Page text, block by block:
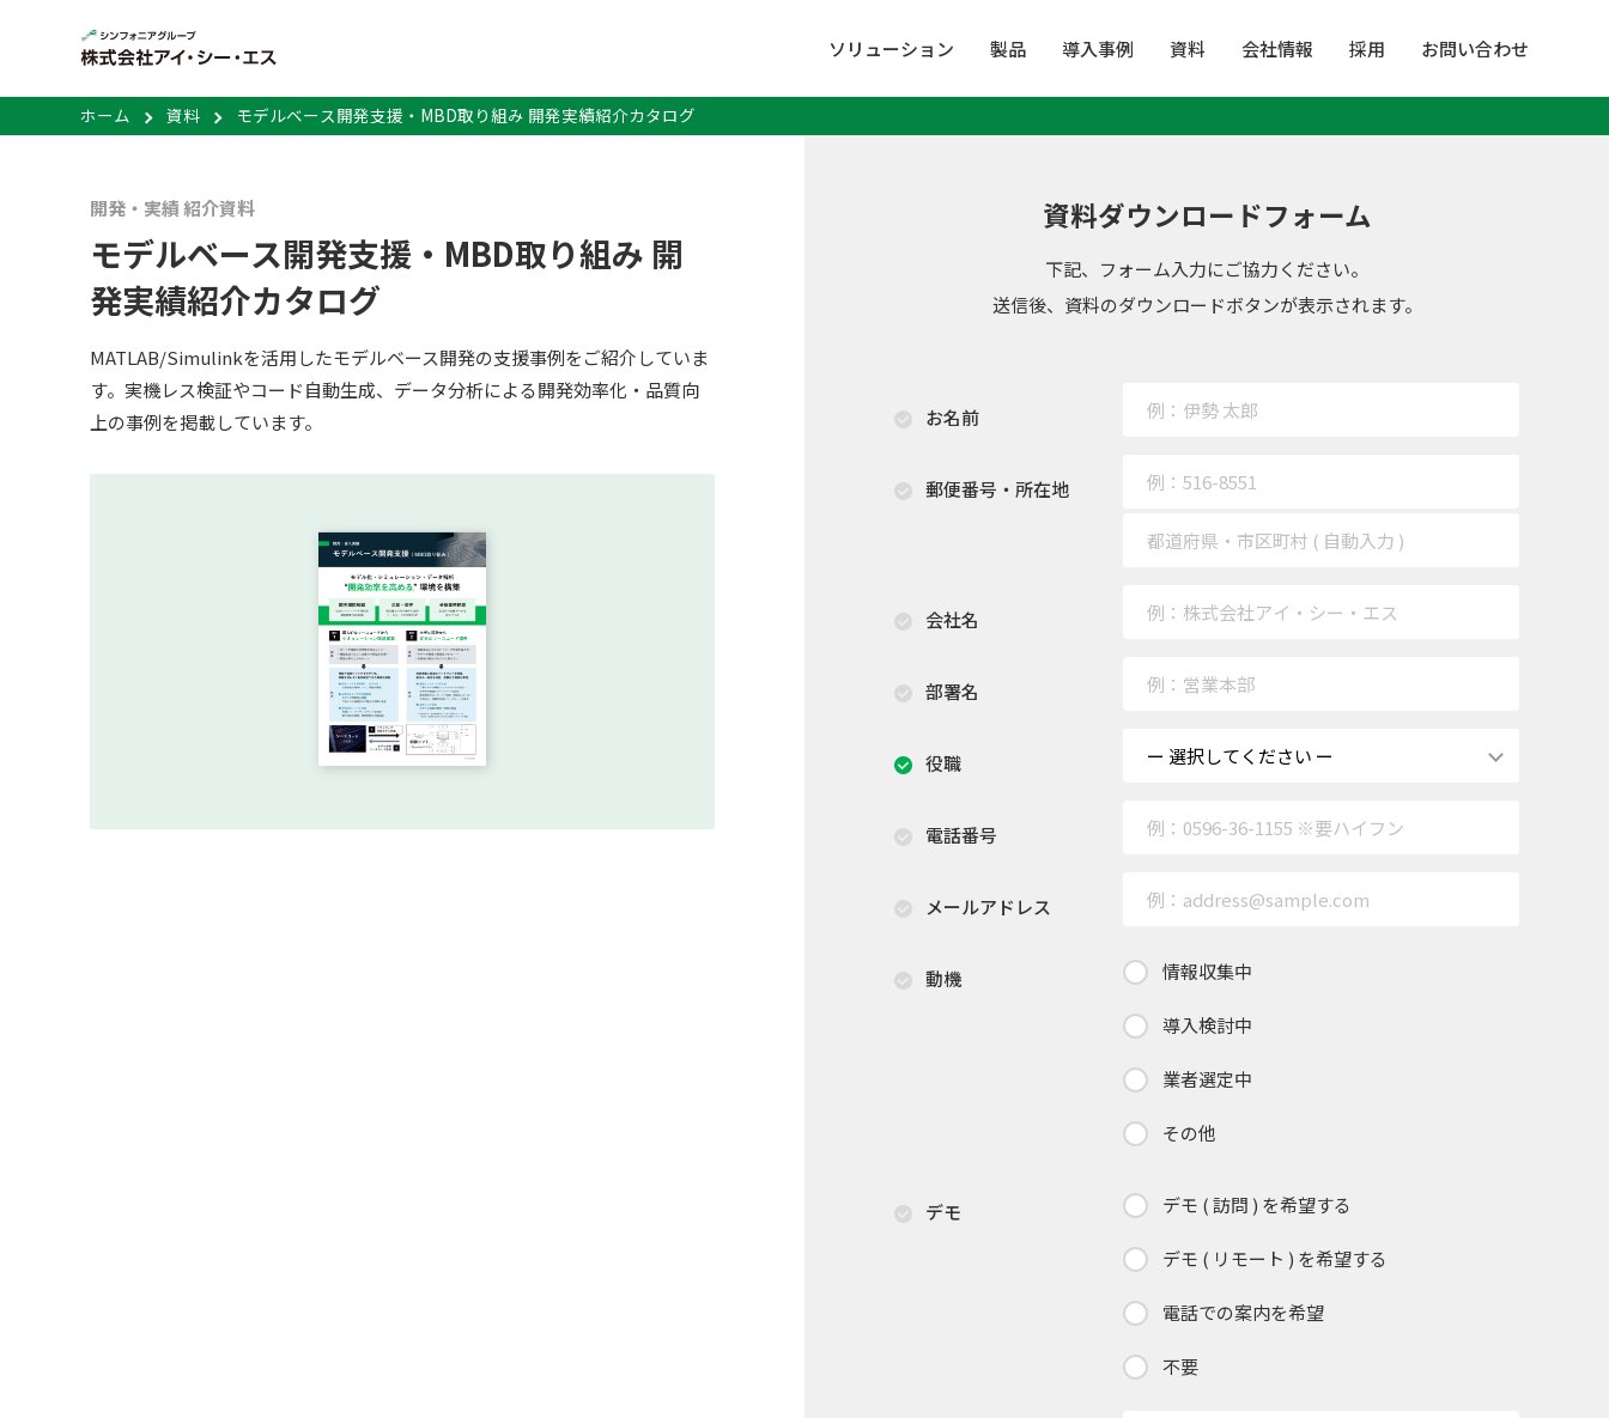
ソリューション 製品 導入事例 資料 会社情報 採用 お問い合わせ
ホーム 資料 モデルベース開発支援・MBD取り組み 開発実績紹介カタログ
開発・実績 紹介資料
モデルベース開発支援・MBD取り組み 開
発実績紹介カタログ
MATLAB/Simulinkを活用したモデルベース開発の支援事例をご紹介していま
す。実機レス検証やコード自動生成、データ分析による開発効率化・品質向
上の事例を掲載しています。
資料ダウンロードフォーム
下記、フォーム入力にご協力ください。
送信後、資料のダウンロードボタンが表示されます。
お名前
郵便番号・所在地
会社名
部署名
役職
電話番号
メールアドレス
動機 情報収集中
導入検討中
業者選定中
その他
デモ デモ ( 訪問 ) を希望する
デモ ( リモート ) を希望する
電話での案内を希望
不要